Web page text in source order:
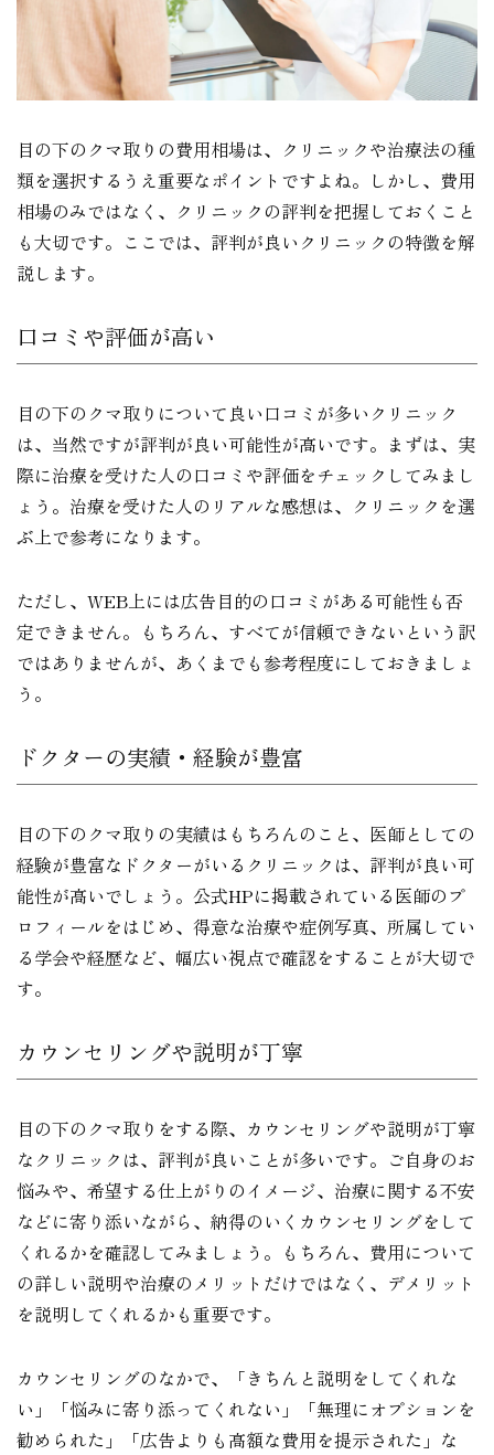
目の下のクマ取りの費用相場は、クリニックや治療法の種
類を選択するうえ重要なポイントですよね。しかし、費用
相場のみではなく、クリニックの評判を把握しておくこと
も大切です。ここでは、評判が良いクリニックの特徴を解
説します。
口コミや評価が高い
目の下のクマ取りについて良い口コミが多いクリニック
は、当然ですが評判が良い可能性が高いです。まずは、実
際に治療を受けた人の口コミや評価をチェックしてみまし
ょう。治療を受けた人のリアルな感想は、クリニックを選
ぶ上で参考になります。
ただし、WEB上には広告目的の口コミがある可能性も否
定できません。もちろん、すべてが信頼できないという訳
ではありませんが、あくまでも参考程度にしておきましょ
う。
ドクターの実績・経験が豊富
目の下のクマ取りの実績はもちろんのこと、医師としての
経験が豊富なドクターがいるクリニックは、評判が良い可
能性が高いでしょう。公式HPに掲載されている医師のプ
ロフィールをはじめ、得意な治療や症例写真、所属してい
る学会や経歴など、幅広い視点で確認をすることが大切で
す。
カウンセリングや説明が丁寧
目の下のクマ取りをする際、カウンセリングや説明が丁寧
なクリニックは、評判が良いことが多いです。ご自身のお
悩みや、希望する仕上がりのイメージ、治療に関する不安
などに寄り添いながら、納得のいくカウンセリングをして
くれるかを確認してみましょう。もちろん、費用について
の詳しい説明や治療のメリットだけではなく、デメリット
を説明してくれるかも重要です。
カウンセリングのなかで、「きちんと説明をしてくれな
い」「悩みに寄り添ってくれない」「無理にオプションを
勧められた」「広告よりも高額な費用を提示された」な